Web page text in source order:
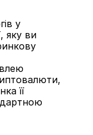
у
яку ви
її